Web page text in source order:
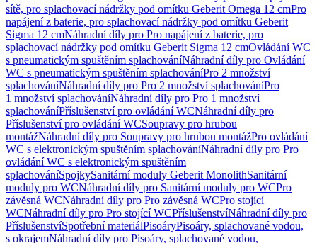
sítě, pro splachovací nádržky pod omítku Geberit Omega 12 cmPro
napájení z baterie, pro splachovací nádržky pod omítku Geberit
Sigma 12 cmNáhradní díly pro Pro napájení z baterie, pro
splachovací nádržky pod omítku Geberit Sigma 12 cmOvládání WC
s pneumatickým spuštěním splachováníNáhradní díly pro Ovládání
WC s pneumatickým spuštěním splachováníPro 2 množství
splachováníNáhradní díly pro Pro 2 množství splachováníPro
1 množství splachováníNáhradní díly pro Pro 1 množství
splachováníPříslušenství pro ovládání WCNáhradní díly pro
Příslušenství pro ovládání WCSoupravy pro hrubou
montážNáhradní díly pro Soupravy pro hrubou montážPro ovládání
WC s elektronickým spuštěním splachováníNáhradní díly pro Pro
ovládání WC s elektronickým spuštěním
splachováníSpojkySanitární moduly Geberit MonolithSanitární
moduly pro WCNáhradní díly pro Sanitární moduly pro WCPro
závěsná WCNáhradní díly pro Pro závěsná WCPro stojící
WCNáhradní díly pro Pro stojící WCPříslušenstvíNáhradní díly pro
PříslušenstvíSpotřební materiálPisoáryPisoáry, splachované vodou,
s okrajemNáhradní díly pro Pisoáry, splachované vodou,